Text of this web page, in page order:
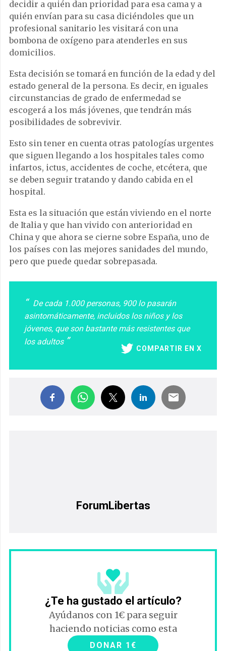
decidir a quién dan prioridad para esa cama y a
quién envían para su casa diciéndoles que un
profesional sanitario les visitará con una
bombona de oxígeno para atenderles en sus
domicilios.
Esta decisión se tomará en función de la edad y del
estado general de la persona. Es decir, en iguales
circunstancias de grado de enfermedad se
escogerá a los más jóvenes, que tendrán más
posibilidades de sobrevivir.
Esto sin tener en cuenta otras patologías urgentes
que siguen llegando a los hospitales tales como
infartos, ictus, accidentes de coche, etcétera, que
se deben seguir tratando y dando cabida en el
hospital.
Esta es la situación que están viviendo en el norte
de Italia y que han vivido con anterioridad en
China y que ahora se cierne sobre España, uno de
los países con las mejores sanidades del mundo,
pero que puede quedar sobrepasada.
De cada 1.000 personas, 900 lo pasarán
asintomáticamente, incluidos los niños y los
jóvenes, que son bastante más resistentes que
los adultos
COMPARTIR EN X
ForumLibertas
¿Te ha gustado el artículo?
Ayúdanos con 1€ para seguir
haciendo noticias como esta
DONAR 1€